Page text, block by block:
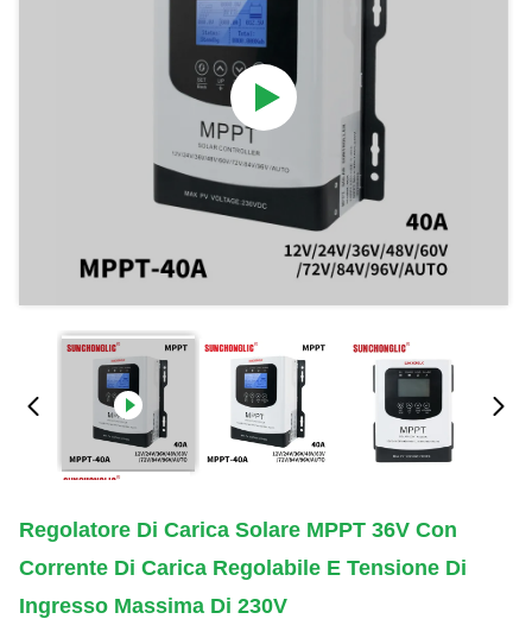
Regolatore Di Carica Solare MPPT 36V Con
Corrente Di Carica Regolabile E Tensione Di
Ingresso Massima Di 230V